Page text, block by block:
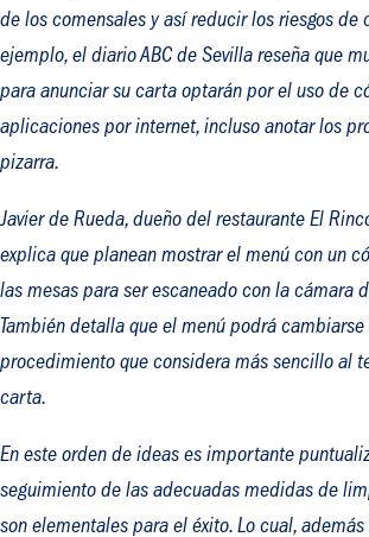
de los comensales y así reducir los riesgos de
ejemplo, el diario ABC de Sevilla reseña que
para anunciar su carta optarán por el uso de
aplicaciones por internet, incluso anotar los
pizarra.
Javier de Rueda, dueño del restaurante El
explica que planean mostrar el menú con un
las mesas para ser escaneado con la cámara
También detalla que el menú podrá
procedimiento que considera más sencillo al
carta.
En este orden de ideas es importante
seguimiento de las adecuadas medidas de
son elementales para el éxito. Lo cual,